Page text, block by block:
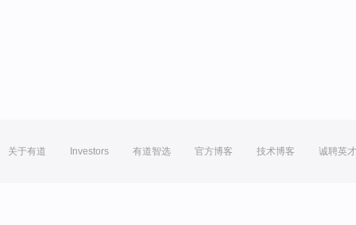
关于有道 Investors 有道智选 官方博客 技术博客 诚聘英才